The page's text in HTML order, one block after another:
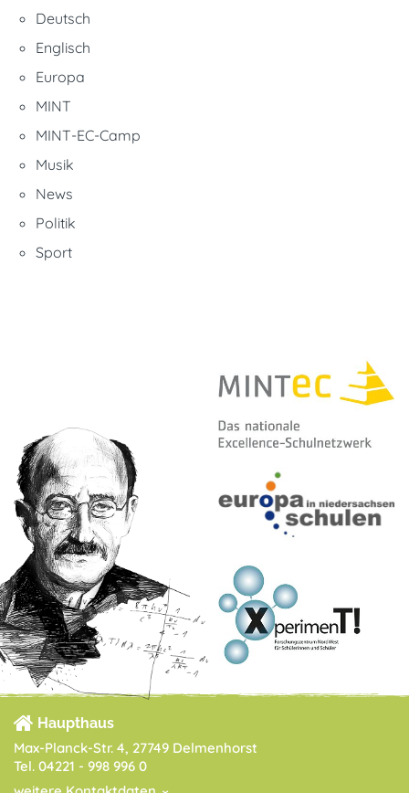
Deutsch
Englisch
Europa
MINT
MINT-EC-Camp
Musik
News
Politik
Sport
Haupthaus
Max-Planck-Str. 4, 27749 Delmenhorst
Tel. 04221 - 998 996 0